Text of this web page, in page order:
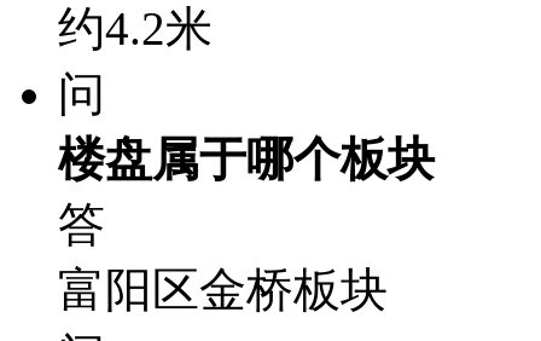
约4.2米
问
楼盘属于哪个板块
答
富阳区金桥板块